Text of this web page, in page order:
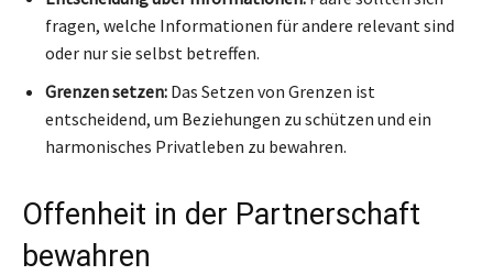
fragen, welche Informationen für andere relevant sind
oder nur sie selbst betreffen.
Grenzen setzen: Das Setzen von Grenzen ist
entscheidend, um Beziehungen zu schützen und ein
harmonisches Privatleben zu bewahren.
Offenheit in der Partnerschaft
bewahren